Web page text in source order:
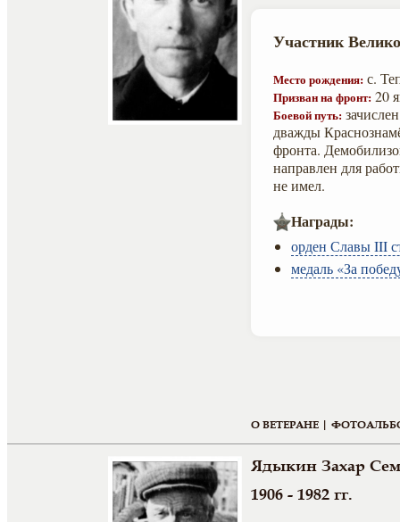
Участник
Место рождения: с.
Призван на фронт: 20
Боевой путь:
дважды
фронта.
направлен для
не имел.
Награды:
орден Славы III
медаль «За
О ВЕТЕРАНЕ |
Ядыкин Захар
1906 - 1982 гг.